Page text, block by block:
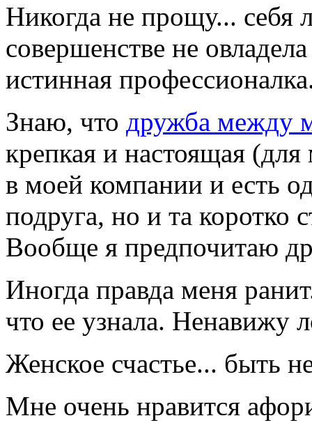
Никогда не прощу... себя
совершенстве не
истинная
Знаю, что дружба между
крепкая и настоящая
в моей компании и есть
подруга, но и та коротко
Вообще я предпочитаю
Иногда правда меня
что ее узнала. Ненавижу
Женское счастье... быть
Мне очень нравится